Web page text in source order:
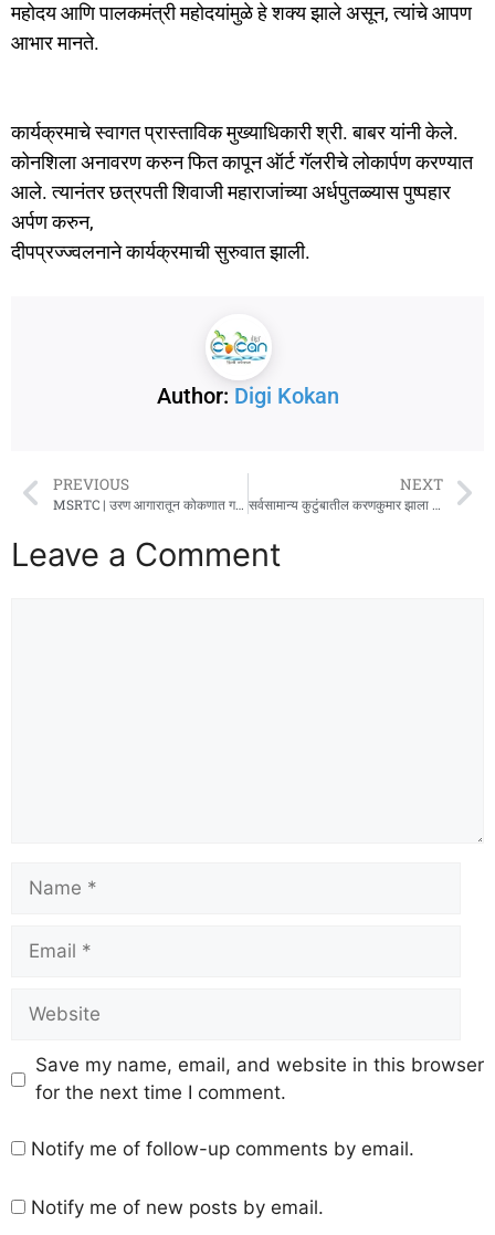
महोदय आणि पालकमंत्री महोदयांमुळे हे शक्य झाले असून, त्यांचे आपण
आभार मानते.
कार्यक्रमाचे स्वागत प्रास्ताविक मुख्याधिकारी श्री. बाबर यांनी केले.
कोनशिला अनावरण करुन फित कापून ऑर्ट गॅलरीचे लोकार्पण करण्यात
आले. त्यानंतर छत्रपती शिवाजी महाराजांच्या अर्धपुतळ्यास पुष्पहार
अर्पण करुन,
दीपप्रज्ज्वलनाने कार्यक्रमाची सुरुवात झाली.
Author: Digi Kokan
PREVIOUS
MSRTC | उरण आगारातून कोकणात गणेशोत्सवासाठी जादा बसेसची व्यवस्था
NEXT
सर्वसामान्य कुटुंबातील करणकुमार झाला ‘फिजिओथेरपी मास्टर’
Leave a Comment
Save my name, email, and website in this browser
for the next time I comment.
Notify me of follow-up comments by email.
Notify me of new posts by email.